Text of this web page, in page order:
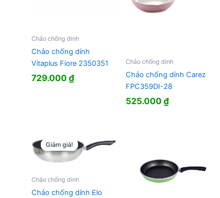
Chảo chống dính
Chảo chống dính
Vitaplus Fiore 2350351
729.000₫
Chảo chống dính
Chảo chống dính Carez
FPC359DI-28
525.000₫
Giảm giá!
Giảm giá!
Chảo chống dính
Chảo chống dính Elo